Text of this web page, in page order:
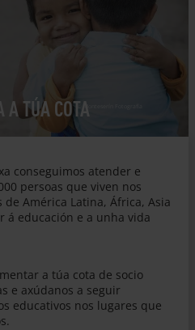
A TÚA COTA
conseguimos atender e
persoas que viven nos
América Latina, África, Asia
á educación e a unha vida
a túa cota de socio
e axúdanos a seguir
educativos nos lugares que